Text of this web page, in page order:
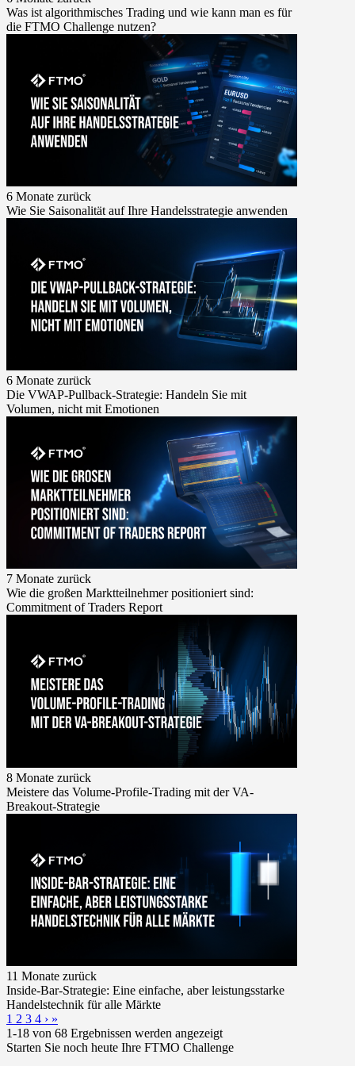
Was ist algorithmisches Trading und wie kann man es für
die FTMO Challenge nutzen?
6 Monate zurück
Wie Sie Saisonalität auf Ihre Handelsstrategie anwenden
6 Monate zurück
Die VWAP-Pullback-Strategie: Handeln Sie mit
Volumen, nicht mit Emotionen
7 Monate zurück
Wie die großen Marktteilnehmer positioniert sind:
Commitment of Traders Report
8 Monate zurück
Meistere das Volume-Profile-Trading mit der VA-
Breakout-Strategie
11 Monate zurück
Inside-Bar-Strategie: Eine einfache, aber leistungsstarke
Handelstechnik für alle Märkte
1 2 3 4 › »
1-18 von 68 Ergebnissen werden angezeigt
Starten Sie noch heute Ihre FTMO Challenge